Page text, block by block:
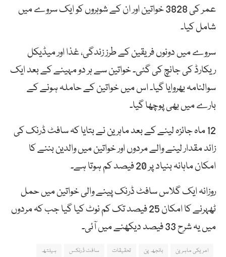
عمر کی 3828 خواتین اور ان کے شوہروں کو ایک سروے میں
شامل کیا۔
سروے میں دونوں فریقین کے طرز زندگی، غذا اور میڈیکل
ریکارڈ کی جانچ کی گئی۔ خواتین سے ہر دو مہینے کے بعد ایک
سوالنامہ بھروایا گیا۔ اس میں خواتین کے حاملہ ہونے کے
بارے میں بھی پوچھا گیا۔
12 ماہ جائزہ لینے کے بعد ماہرین نے بتایا کہ سافٹ ڈرنک کی
زائد مقدار لینے والے مردوں اور خواتین میں والدین بننے کا
امکان ماہانہ بنیاد پر 20 فیصد کم ہوتا ہے۔
روزانہ ایک گلاس سافٹ ڈرنک پینے والی خواتین میں حمل
ٹھہرنے کا امکان 25 فیصد تک کم نوٹ کیا گیا جب کہ مردوں
میں یہ شرح 33 فیصد دیکھنے میں آئی۔
امریکی ماہرین بانجھ پن تحقیقات سافٹ ڈرنکس ہیلتھ